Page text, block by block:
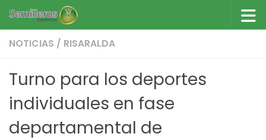
Saltar al contenido
NOTICIAS / RISARALDA
Turno para los deportes
individuales en fase
departamental de